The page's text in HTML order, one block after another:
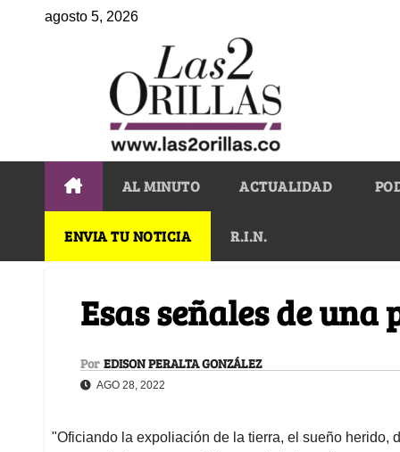
agosto 5, 2026
AL MINUTO ACTUALIDAD
ENVIA TU NOTICIA R.I.N.
Esas señales de
Por EDISON PERALTA GONZÁLEZ
AGO 28, 2022
"Oficiando la expoliación de la tierra, el sueño herido,